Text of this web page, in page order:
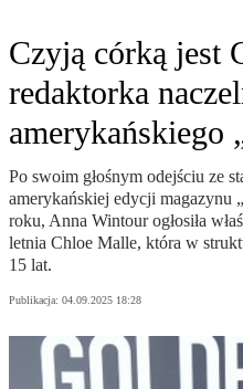
Czyją córką jest
redaktorka
amerykańskiego
Po swoim głośnym odejściu ze
amerykańskiej edycji magazynu
roku, Anna Wintour ogłosiła
letnia Chloe Malle, która w
15 lat.
Publikacja: 04.09.2025 18:28